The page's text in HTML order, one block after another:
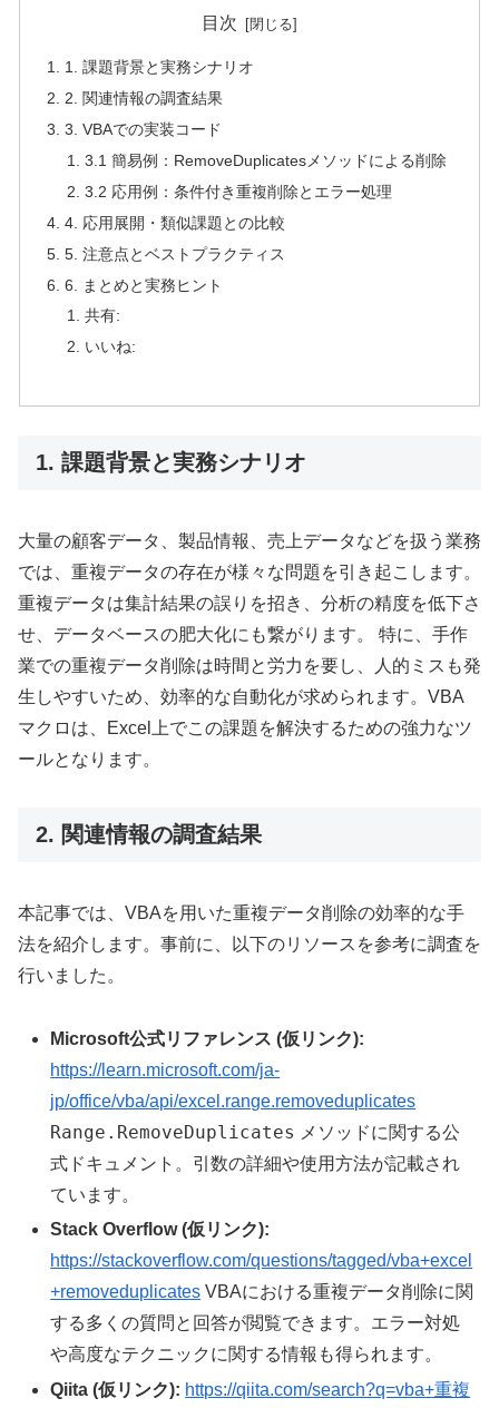
目次
1. 課題背景と実務シナリオ
2. 関連情報の調査結果
3. VBAでの実装コード
3.1 簡易例：RemoveDuplicatesメソッドによる削除
3.2 応用例：条件付き重複削除とエラー処理
4. 応用展開・類似課題との比較
5. 注意点とベストプラクティス
6. まとめと実務ヒント
共有:
いいね:
1. 課題背景と実務シナリオ
大量の顧客データ、製品情報、売上データなどを扱う業務
では、重複データの存在が様々な問題を引き起こします。
重複データは集計結果の誤りを招き、分析の精度を低下さ
せ、データベースの肥大化にも繋がります。 特に、手作
業での重複データ削除は時間と労力を要し、人的ミスも発
生しやすいため、効率的な自動化が求められます。VBA
マクロは、Excel上でこの課題を解決するための強力なツ
ールとなります。
2. 関連情報の調査結果
本記事では、VBAを用いた重複データ削除の効率的な手
法を紹介します。事前に、以下のリソースを参考に調査を
行いました。
Microsoft公式リファレンス (仮リンク):
https://learn.microsoft.com/ja-
jp/office/vba/api/excel.range.removeduplicates
Range.RemoveDuplicates メソッドに関する公
式ドキュメント。引数の詳細や使用方法が記載され
ています。
Stack Overflow (仮リンク):
https://stackoverflow.com/questions/tagged/vba+excel
+removeduplicates VBAにおける重複データ削除に関
する多くの質問と回答が閲覧できます。エラー対処
や高度なテクニックに関する情報も得られます。
Qiita (仮リンク): https://qiita.com/search?q=vba+重複